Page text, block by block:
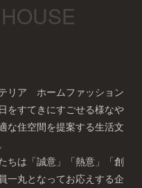
リア ホームファッション
をすてきにすごせる様なや
な住空間を提案する生活文
ちは「誠意」「熱意」「創
一丸となってお応えする企